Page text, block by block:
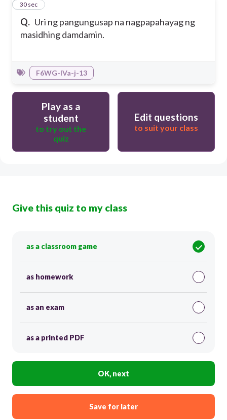
Q. Uri ng pangungusap na nagpapahayag ng
masidhing damdamin.
20
30 sec
F6WG-IVa-j-13
Play as a
student
to try out the
quiz
Edit questions
to suit your class
Give this quiz to my class
as a classroom game
as homework
as an exam
as a printed PDF
OK, next
Save for later